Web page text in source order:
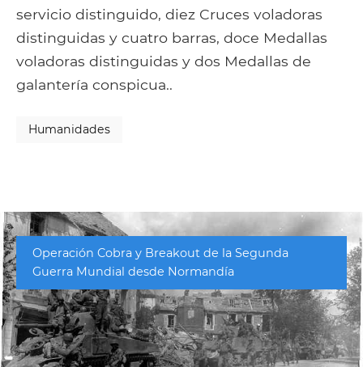
servicio distinguido, diez Cruces voladoras
distinguidas y cuatro barras, doce Medallas
voladoras distinguidas y dos Medallas de
galantería conspicua..
Humanidades
Operación Cobra y Breakout de la Segunda
Guerra Mundial desde Normandía